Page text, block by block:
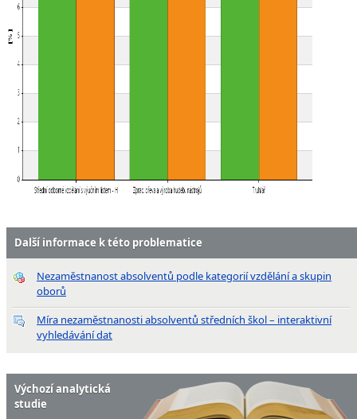
Další informace k této problematice
Nezaměstnanost absolventů podle kategorií vzdělání a skupin
oborů
Míra nezaměstnanosti absolventů středních škol – interaktivní
vyhledávání dat
Výchozí analytická
studie